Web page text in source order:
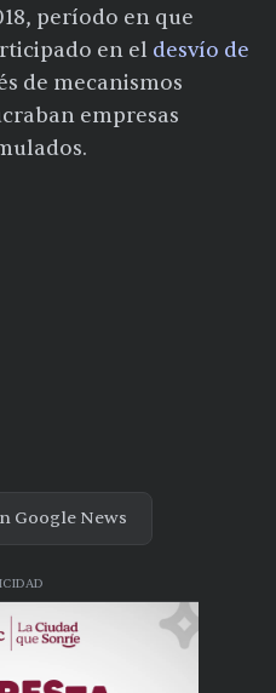
período en que
en el desvío de
de mecanismos
empresas
Google News